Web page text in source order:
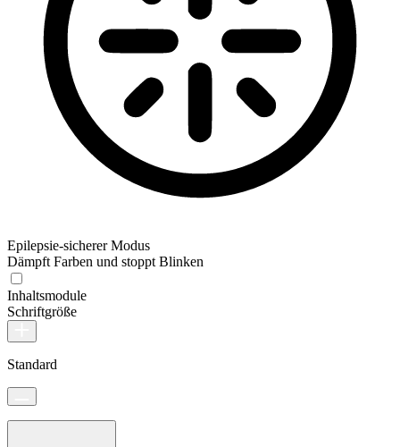
Epilepsie-sicherer Modus
Dämpft Farben und stoppt Blinken
Inhaltsmodule
Schriftgröße
Standard